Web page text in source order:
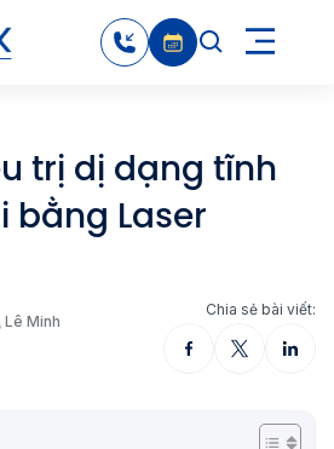
trị dị dạng tĩnh
bằng Laser
Lê Minh
Chia sẻ bài viết: